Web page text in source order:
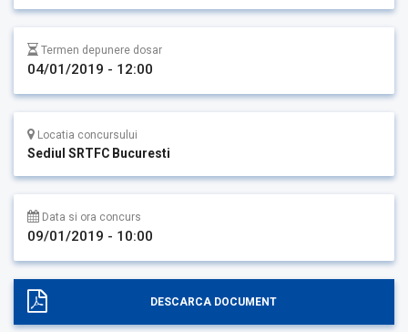
Termen depunere dosar
04/01/2019 - 12:00
Locatia concursului
Sediul SRTFC Bucuresti
Data si ora concurs
09/01/2019 - 10:00
DESCARCA DOCUMENT